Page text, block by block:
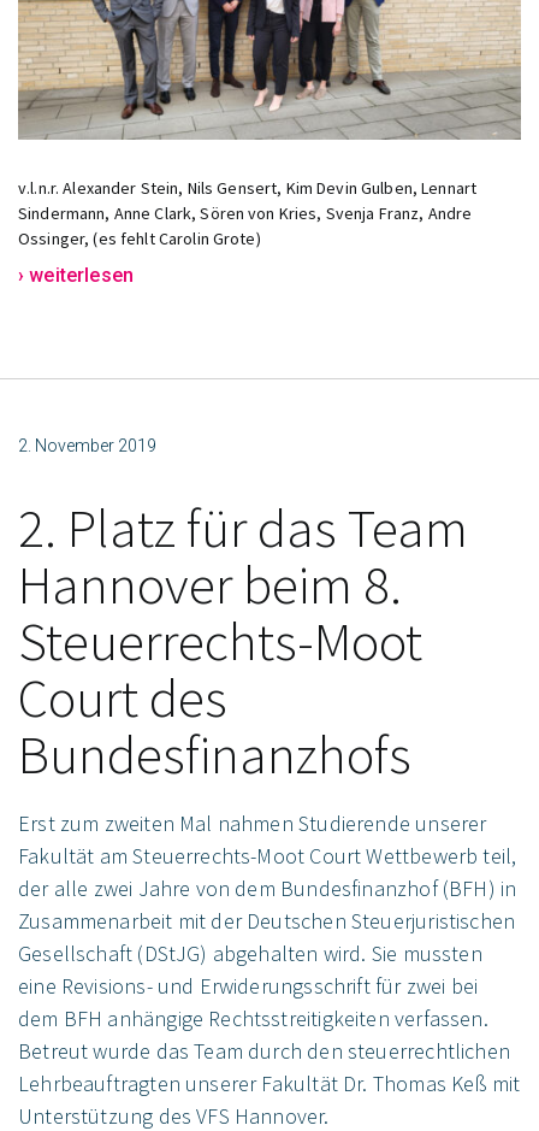
v.l.n.r. Alexander Stein, Nils Gensert, Kim Devin Gulben, Lennart
Sindermann, Anne Clark, Sören von Kries, Svenja Franz, Andre
Ossinger, (es fehlt Carolin Grote)
› weiterlesen
2. November 2019
2. Platz für das Team
Hannover beim 8.
Steuerrechts-Moot
Court des
Bundesfinanzhofs
Erst zum zweiten Mal nahmen Studierende unserer
Fakultät am Steuerrechts-Moot Court Wettbewerb teil,
der alle zwei Jahre von dem Bundesfinanzhof (BFH) in
Zusammenarbeit mit der Deutschen Steuerjuristischen
Gesellschaft (DStJG) abgehalten wird. Sie mussten
eine Revisions- und Erwiderungsschrift für zwei bei
dem BFH anhängige Rechtsstreitigkeiten verfassen.
Betreut wurde das Team durch den steuerrechtlichen
Lehrbeauftragten unserer Fakultät Dr. Thomas Keß mit
Unterstützung des VFS Hannover.